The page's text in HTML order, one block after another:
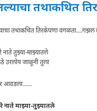
तथाकथित
तथाकथित तिरकेपणा
नाते तुझ्या-माझ्यातले
उरलोय जाळूनी तुला
आवडला......
नाते माझ्या-तुझ्यातले